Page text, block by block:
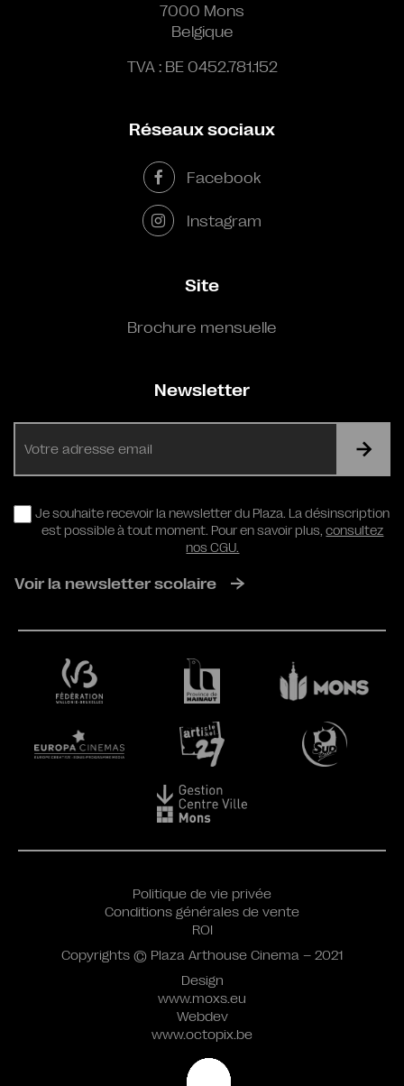
7000 Mons
Belgique
TVA : BE 0452.781.152
Réseaux sociaux
Facebook
Instagram
Site
Brochure mensuelle
Newsletter
RGPD
Je souhaite recevoir la newsletter du Plaza. La désinscription
est possible à tout moment. Pour en savoir plus,consultez
nos CGU.
Voir la newsletter scolaire
Design
www.moxs.eu
Webdev
www.octopix.be
Politique de vie privée
Conditions générales de vente
ROI
Copyrights © Plaza Arthouse Cinema – 2021